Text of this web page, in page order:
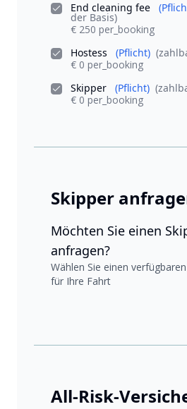
End cleaning fee
der Basis)
€ 250 per_booking
Hostess
(Pflicht)
€ 0 per_booking
Skipper
(Pflicht)
€ 0 per_booking
Skipper
Möchten Sie einen
anfragen?
Wählen Sie einen
für Ihre Fahrt
All-Risk-